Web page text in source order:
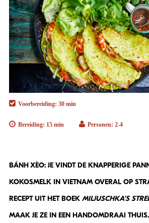
Voorbereiding: 30 min
Bereiding: 15 min Personen: 2-4
BÁNH XÈO: JE VINDT DE KNAPPERIGE
KOKOSMELK IN VIETNAM OVERAL OP
RECEPT UIT HET BOEK MILJUSCHKA’S
MAAK JE ZE IN EEN HANDOMDRAAI